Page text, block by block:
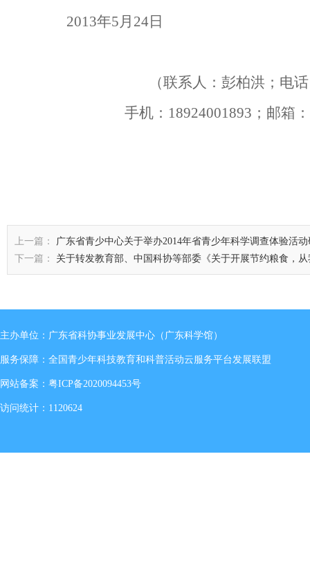
2013年5月 24日
（联系人：彭柏洪；电
手机： 18924001893 ；邮箱：
上一篇：
广东省青少中心关于举办2014年省青少年科学调查体验活
下一篇：
关于转发教育部、中国科协等部委《关于开展节约粮食，
主办单位：广东省科协事业发展中心（广东科学馆）
服务保障：全国青少年科技教育和科普活动云服务平台发展联盟
网站备案： 粤ICP备2020094453号
访问统计：1120624